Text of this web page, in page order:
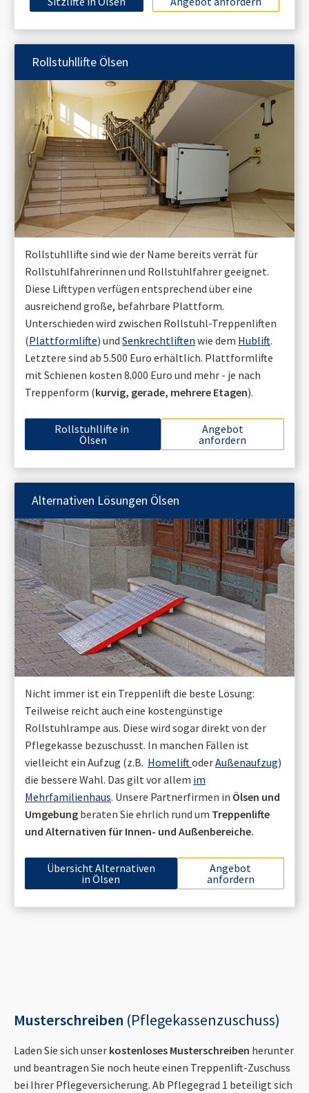
Rollstuhllifte Ölsen
Rollstuhllifte sind wie der Name bereits verrät für
Rollstuhlfahrerinnen und Rollstuhlfahrer geeignet.
Diese Lifttypen verfügen entsprechend über eine
ausreichend große, befahrbare Plattform.
Unterschieden wird zwischen Rollstuhl-Treppenliften
(Plattformlifte) und Senkrechtliften wie dem Hublift.
Letztere sind ab 5.500 Euro erhältlich. Plattformlifte
mit Schienen kosten 8.000 Euro und mehr - je nach
Treppenform (kurvig, gerade, mehrere Etagen).
Rollstuhllifte in
Ölsen
Angebot
anfordern
Alternativen Lösungen Ölsen
Nicht immer ist ein Treppenlift die beste Lösung:
Teilweise reicht auch eine kostengünstige
Rollstuhlrampe aus. Diese wird sogar direkt von der
Pflegekasse bezuschusst. In manchen Fällen ist
vielleicht ein Aufzug (z.B. HomeliftoderAußenaufzug)
die bessere Wahl. Das gilt vor allem im
Mehrfamilienhaus. Unsere Partnerfirmen in Ölsen und
Umgebung beraten Sie ehrlich rund um Treppenlifte
und Alternativen für Innen- und Außenbereiche.
Übersicht Alternativen
inÖlsen
Angebot
anfordern
Musterschreiben (Pflegekassenzuschuss)
Laden Sie sich unser kostenloses Musterschreiben herunter
und beantragen Sie noch heute einen Treppenlift-Zuschuss
bei Ihrer Pflegeversicherung. Ab Pflegegrad 1 beteiligt sich